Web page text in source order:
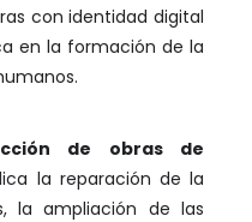
con identidad digital
en la formación de la
de obras de
la reparación de la
la ampliación de las